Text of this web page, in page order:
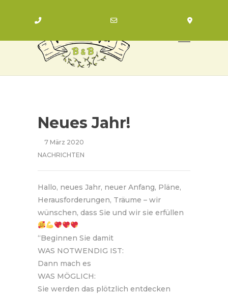
Neues Jahr!
7 März 2020
NACHRICHTEN
Hallo, neues Jahr, neuer Anfang, Pläne,
Herausforderungen, Träume – wir
wünschen, dass Sie und wir sie erfüllen
“Beginnen Sie damit
WAS NOTWENDIG IST:
Dann mach es
WAS MÖGLICH:
Sie werden das plötzlich entdecken